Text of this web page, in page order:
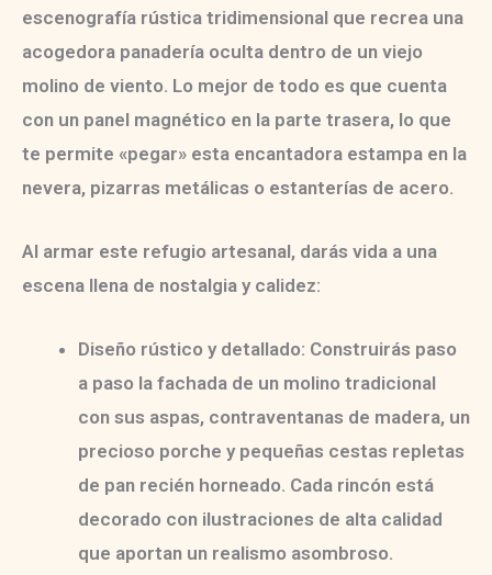
escenografía rústica tridimensional que recrea una
acogedora panadería oculta dentro de un viejo
molino de viento. Lo mejor de todo es que cuenta
con un panel magnético en la parte trasera, lo que
te permite «pegar» esta encantadora estampa en la
nevera, pizarras metálicas o estanterías de acero.
Al armar este refugio artesanal, darás vida a una
escena llena de nostalgia y calidez:
Diseño rústico y detallado: Construirás paso
a paso la fachada de un molino tradicional
con sus aspas, contraventanas de madera, un
precioso porche y pequeñas cestas repletas
de pan recién horneado. Cada rincón está
decorado con ilustraciones de alta calidad
que aportan un realismo asombroso.